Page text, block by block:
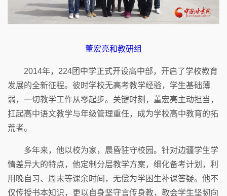
董宏亮和教研组
2014年，224团中学正式开设高中部，开启了学校教育
发展的全新征程。彼时学校无高考教学经验，学生基础薄
弱，一切教学工作从零起步。关键时刻，董宏亮主动担当，
扛起高中语文教学与年级管理重任，成为学校高中教育的拓
荒者。
多年来，他以校为家，晨昏驻守校园。针对边疆学生学
情差异大的特点，他定制分层教学方案，细化备考计划，利
用晚自习、周末等课余时间，无偿为学困生补课答疑。他不
仅传授书本知识，更以自身坚守言传身教，教会学生坚韧向